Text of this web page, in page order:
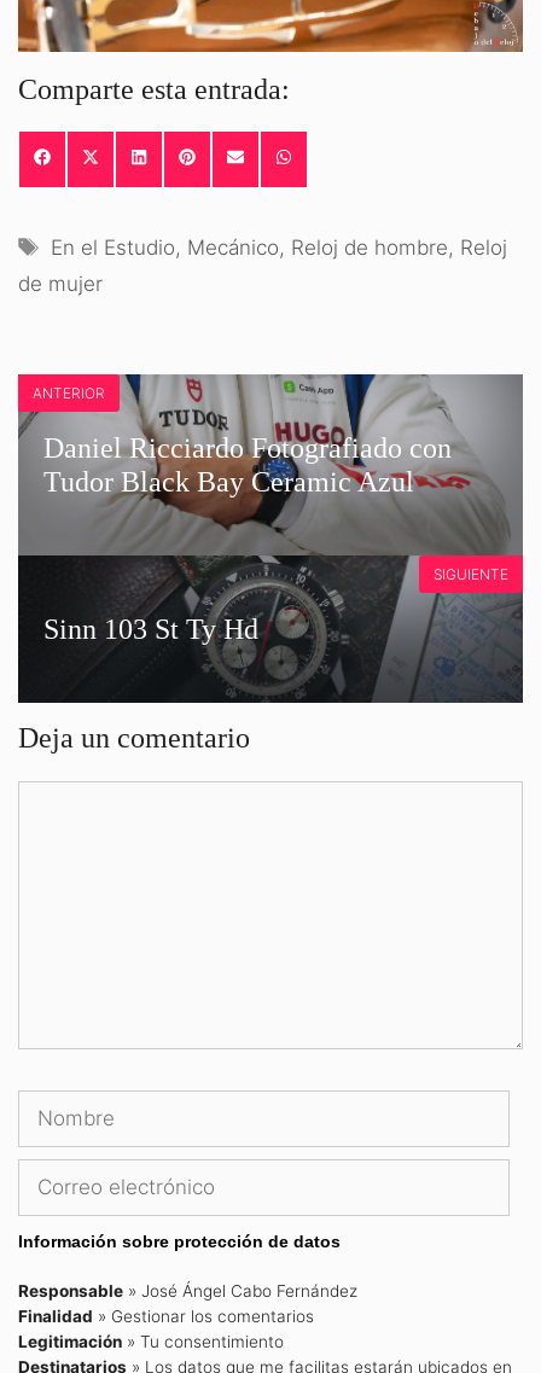
Comparte esta entrada:
COMPARTIR
EN
COMPARTIR
EN
(TWITTER)
COMPARTIR
EN
COMPARTIR
EN
COMPARTIR
EN
EN
Etiquetas
En el Estudio, Mecánico, Reloj de hombre, Reloj
de mujer
ANTERIOR
Daniel Ricciardo Fotografiado con
Tudor Black Bay Ceramic Azul
Sinn 103 St Ty Hd
SIGUIENTE
Deja un comentario
Nombre
Información sobre protección de datos
Responsable » José Ángel Cabo Fernández
Finalidad » Gestionar los comentarios
Legitimación » Tu consentimiento
Destinatarios » Los datos que me facilitas estarán ubicados en